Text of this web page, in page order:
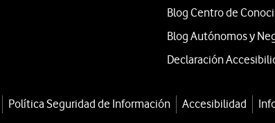
Blog Centro de
Blog Autónomos y
Declaración
Política Seguridad de Información Accesibilidad